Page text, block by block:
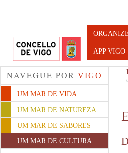
APP VIGO
NAVEGUE POR VIGO
UM MAR DE VIDA
UM MAR DE NATUREZA
UM MAR DE SABORES
UM MAR DE CULTURA